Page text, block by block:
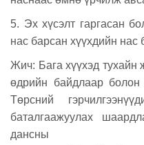
5. Эх хүсэлт гаргасан
нас барсан хүүхдийн нас
Жич: Бага хүүхэд тухайн
өдрийн байдлаар
Төрсний
баталгаажуулах
дансны